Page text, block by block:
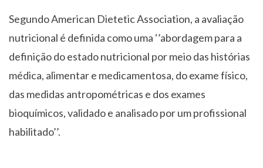
Segundo American Dietetic Association, a avaliação
nutricional é definida como uma ‘’abordagem para a
definição do estado nutricional por meio das histórias
médica, alimentar e medicamentosa, do exame físico,
das medidas antropométricas e dos exames
bioquímicos, validado e analisado por um profissional
habilitado’’.